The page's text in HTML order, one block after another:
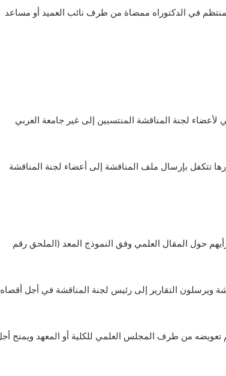
شهادة التسجيل المنتظم في الدكتوراه ممضاة من طرف نائب العميد أو مساعد
لأعضاء لجنة المناقشة المنتسبين إلى غير جامعة العربي
تتكفل بإرسال ملف المناقشة إلى أعضاء لجنة المناقشة
حول المقال العلمي وفق النموذج المعد (الملحق رقم
ويرسلون التقارير إلى رئيس لجنة المناقشة في أجل أقصاه
من طرف المجلس العلمي للكلية أو المعهد ويمنح